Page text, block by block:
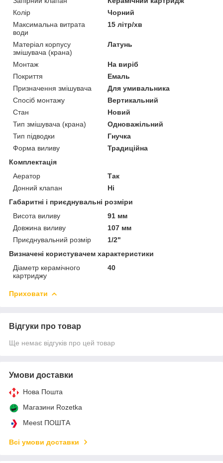
Колір
Чорний
Максимальна витрата
води
15 літр/хв
Матеріал корпусу
змішувача (крана)
Латунь
Монтаж
На виріб
Покриття
Емаль
Призначення змішувача
Для умивальника
Спосіб монтажу
Вертикальний
Стан
Новий
Тип змішувача (крана)
Одноважільний
Тип підводки
Гнучка
Форма виливу
Традиційна
Комплектація
Аератор
Так
Донний клапан
Ні
Габаритні і приєднувальні розміри
Висота виливу
91 мм
Довжина виливу
107 мм
Приєднувальний розмір
1/2"
Визначені користувачем характеристики
Діаметр керамічного
картриджу
40
Приховати
Відгуки про товар
Ще немає відгуків про цей товар
Умови доставки
Нова Пошта
Магазини Rozetka
Meest ПОШТА
Всі умови доставки